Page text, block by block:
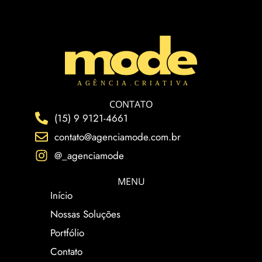
CONTATO
(15) 9 9121-4661
contato@agenciamode.com.br
@_agenciamode
MENU
Início
Nossas Soluções
Portfólio
Contato